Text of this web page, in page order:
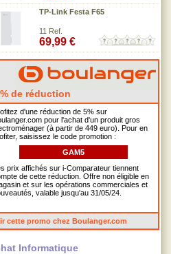
TP-Link Festa F65
11 Ref.
69,99 €
de réduction
d'une réduction de 5% sur
pour l'achat d'un produit gros
(à partir de 449 euro). Pour en
saisissez le code promotion :
GAM5
prix affichés sur i-Comparateur tiennent
de cette réduction. Offre non éligible en
et sur les opérations commerciales et
valable jusqu'au 31/05/24.
cette promo chez Boulanger.com
Informatique